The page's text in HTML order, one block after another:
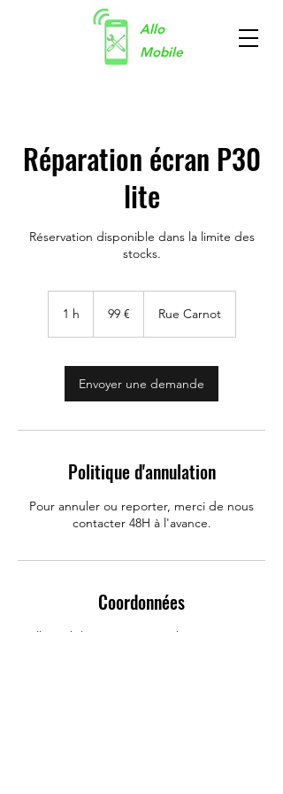
Allo
Mobile
Réparation écran P30
lite
Réservation disponible dans la limite des
stocks.
1 h 99 € Rue Carnot
Envoyer une demande
Politique d'annulation
Pour annuler ou reporter, merci de nous
contacter 48H à l'avance.
Coordonnées
Allo Mobile : Réparation Iphone, Huawei,